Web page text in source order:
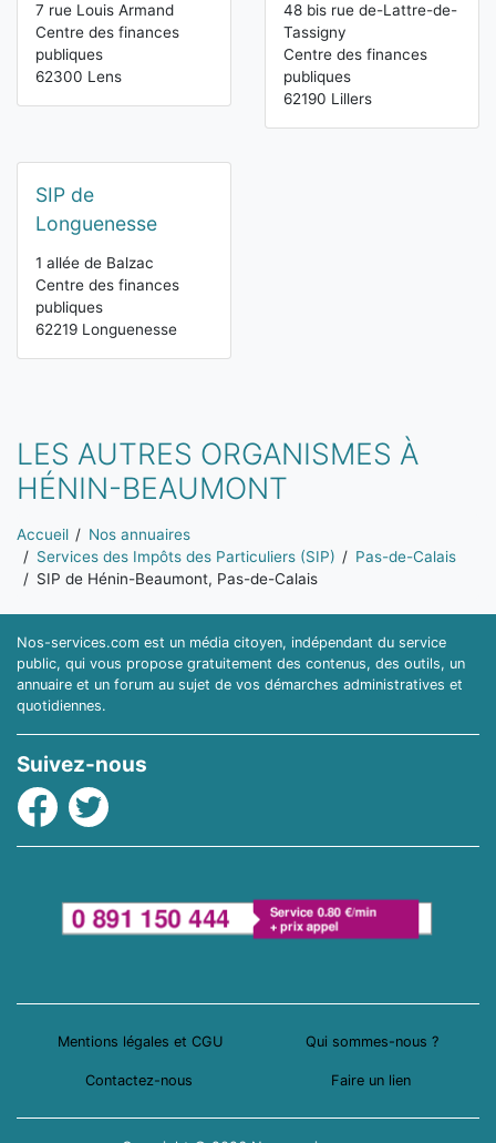
7 rue Louis Armand
Centre des finances
publiques
62300 Lens
48 bis rue de-Lattre-de-
Tassigny
Centre des finances
publiques
62190 Lillers
SIP de
Longuenesse
1 allée de Balzac
Centre des finances
publiques
62219 Longuenesse
LES AUTRES ORGANISMES À
HÉNIN-BEAUMONT
Vous êtes ici:
Accueil
Nos annuaires
Services des Impôts des Particuliers (SIP)
Pas-de-Calais
SIP de Hénin-Beaumont, Pas-de-Calais
Nos-services.com est un média citoyen, indépendant du service
public, qui vous propose gratuitement des contenus, des outils, un
annuaire et un forum au sujet de vos démarches administratives et
quotidiennes.
Suivez-nous
Facebook
Twitter
Mentions légales et CGU Qui sommes-nous ?
Contactez-nous Faire un lien